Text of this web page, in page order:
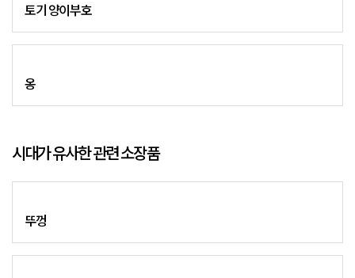
토기 양이부호
옹
시대가 유사한 관련 소장품
뚜껑